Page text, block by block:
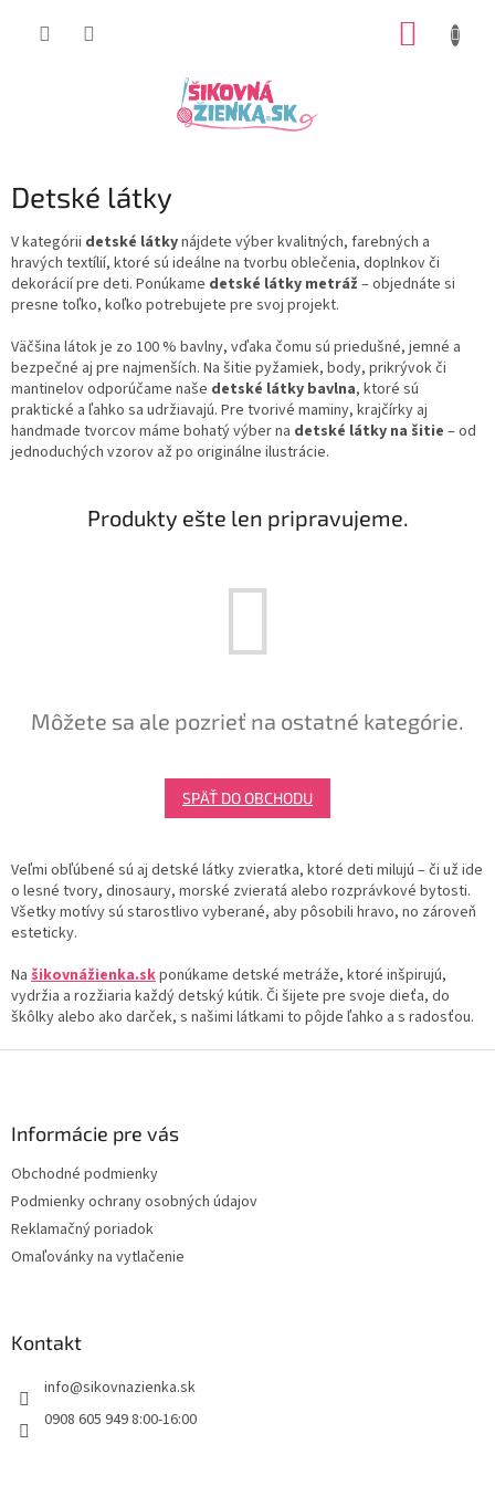
Detské látky
V kategórii detské látkynájdete výber kvalitných, farebných a
hravých textílií, ktoré sú ideálne na tvorbu oblečenia, doplnkov či
dekorácií pre deti. Ponúkame detské látky metráž – objednáte si
presne toľko, koľko potrebujete pre svoj projekt.
Väčšina látok je zo 100 % bavlny, vďaka čomu sú priedušné, jemné a
bezpečné aj pre najmenších. Na šitie pyžamiek, body, prikrývok či
mantinelov odporúčame naše detské látky bavlna, ktoré sú
praktické a ľahko sa udržiavajú. Pre tvorivé maminy, krajčírky aj
handmade tvorcov máme bohatý výber na detské látky na šitie – od
jednoduchých vzorov až po originálne ilustrácie.
Produkty ešte len pripravujeme.
Môžete sa ale pozrieť na ostatné kategórie.
SPÄŤ DO OBCHODU
Veľmi obľúbené sú aj detské látky zvieratka, ktoré deti milujú – či už ide
o lesné tvory, dinosaury, morské zvieratá alebo rozprávkové bytosti.
Všetky motívy sú starostlivo vyberané, aby pôsobili hravo, no zároveň
esteticky.
Na šikovnážienka.skponúkame detské metráže, ktoré inšpirujú,
vydržia a rozžiaria každý detský kútik. Či šijete pre svoje dieťa, do
škôlky alebo ako darček, s našimi látkami to pôjde ľahko a s radosťou.
Informácie pre vás
Obchodné podmienky
Podmienky ochrany osobných údajov
Reklamačný poriadok
Omaľovánky na vytlačenie
Kontakt
info@sikovnazienka.sk
0908 605 949 8:00-16:00